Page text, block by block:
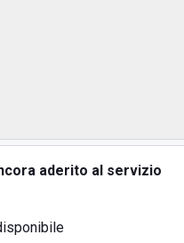
aderito al servizio